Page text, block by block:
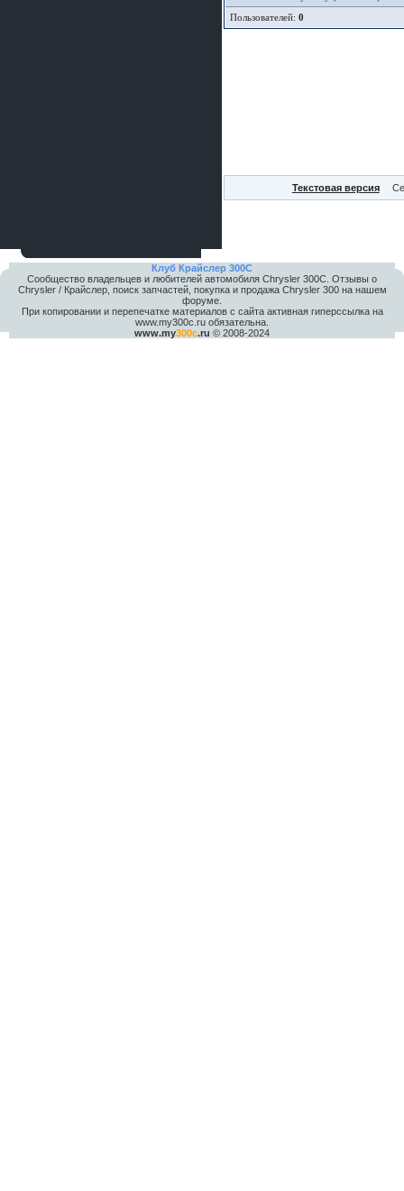
Пользователей: 0
Текстовая версия
Клуб Крайслер 300C
Сообщество владельцев и любителей автомобиля Chrysler 300С. Отзывы о
Chrysler / Крайслер, поиск запчастей, покупка и продажа Chrysler 300 на нашем
форуме.
При копировании и перепечатке материалов с сайта активная гиперссылка на
www.my300c.ru обязательна.
www.my300c.ru © 2008-2024